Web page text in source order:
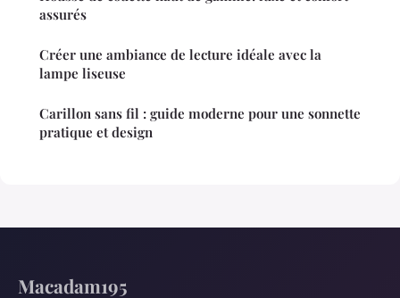
assurés
Créer une ambiance de lecture idéale avec la
lampe liseuse
Carillon sans fil : guide moderne pour une sonnette
pratique et design
Macadam195